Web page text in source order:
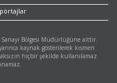
Bölgesi Müdürlüğüne aittir.
kaynak gösterilerek kısmen
hiçbir şekilde kullanılamaz